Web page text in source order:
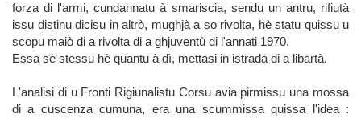
forza di l'armi, cundannatu à smariscia, sendu un antru, rifiutà
issu distinu dicisu in altrò, mughjà a so rivolta, hè statu quissu u
scopu maiò di a rivolta di a ghjuventù di l'annati 1970.
Essa sè stessu hè quantu à dì, mettasi in istrada di a libartà.
L'analisi di u Fronti Rigiunalistu Corsu avia pirmissu una mossa
di a cuscenza cumuna, era una scummissa quissa l'idea :